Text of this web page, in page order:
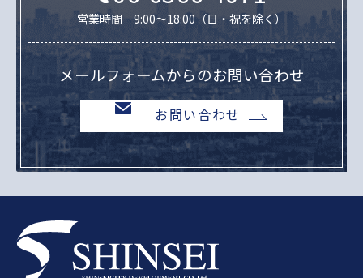
営業時間 9:00～18:00（日・祝を除く）
メールフォームからのお問い合わせ
お問い合わせ